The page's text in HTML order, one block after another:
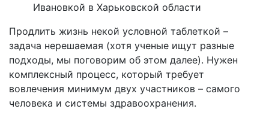
Ивановкой в Харьковской области
Продлить жизнь некой условной таблеткой –
задача нерешаемая (хотя ученые ищут разные
подходы, мы поговорим об этом далее). Нужен
комплексный процесс, который требует
вовлечения минимум двух участников – самого
человека и системы здравоохранения.